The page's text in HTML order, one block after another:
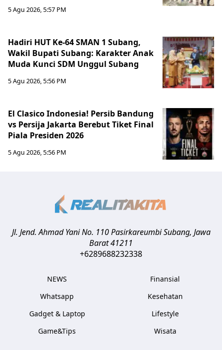
5 Agu 2026, 5:57 PM
Hadiri HUT Ke-64 SMAN 1 Subang,
Wakil Bupati Subang: Karakter Anak
Muda Kunci SDM Unggul Subang
5 Agu 2026, 5:56 PM
El Clasico Indonesia! Persib Bandung
vs Persija Jakarta Berebut Tiket Final
Piala Presiden 2026
5 Agu 2026, 5:56 PM
Jl. Jend. Ahmad Yani No. 110 Pasirkareumbi Subang, Jawa
Barat41211
+6289688232338
NEWS
Whatsapp
Gadget & Laptop
Game&Tips
Finansial
Kesehatan
Lifestyle
Wisata